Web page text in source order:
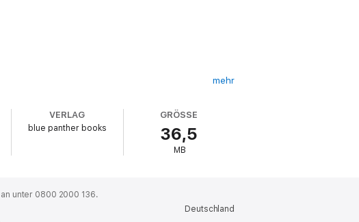
mehr
VERLAG
blue panther books
GRÖSSE
36,5
MB
unter 0800 2000 136.
Deutschland